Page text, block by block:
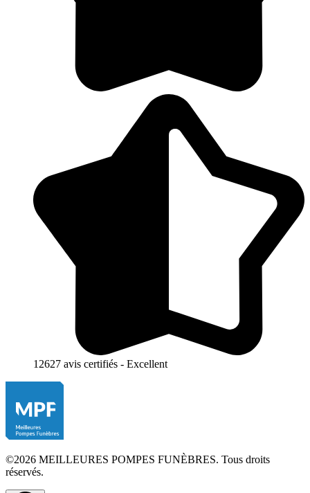
12627 avis certifiés - Excellent
©2026 MEILLEURES POMPES FUNÈBRES. Tous droits
réservés.